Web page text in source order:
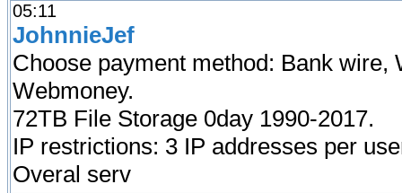
05:11
JohnnieJef
Choose payment method: Bank
Webmoney.
72TB File Storage 0day 1990-2017.
IP restrictions: 3 IP addresses per
Overal serv